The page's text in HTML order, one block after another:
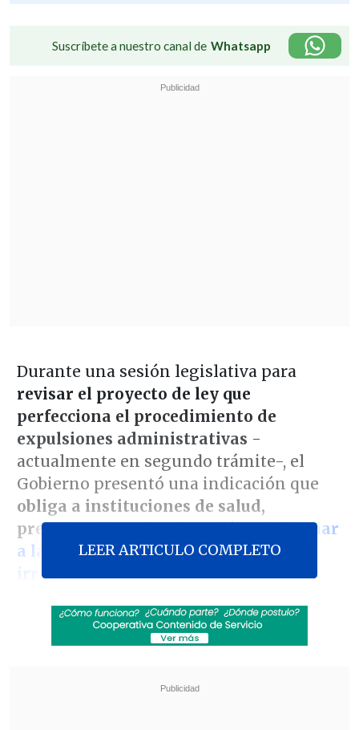
Suscríbete a nuestro canal de Whatsapp
Durante una sesión legislativa para
revisar el proyecto de ley que
perfecciona el procedimiento de
expulsiones administrativas -
actualmente en segundo trámite-, el
Gobierno presentó una indicación que
obliga a instituciones de salud,
previsionales o de educacióna informar
a las autoridades sobre migrantes
irregulares.
De acuerdo conLa Segunda,la indicación
fue ingresada por el subsecretario del
y reza: "Todo órgano de
LEER ARTICULO COMPLETO